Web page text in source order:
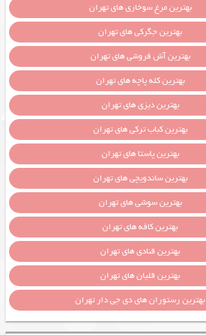
بهترین مرغ سوخاری های تهران
بهترین جگرکی های تهران
بهترین آش فروشی های تهران
بهترین کله پاچه های تهران
بهترین دیزی های تهران
بهترین کباب ترکی های تهران
بهترین پاستا های تهران
بهترین ساندویچی های تهران
بهترین سوشی های تهران
بهترین کافه های تهران
بهترین قنادی های تهران
بهترین قلیان های تهران
بهترین رستوران های دی جی دار تهران